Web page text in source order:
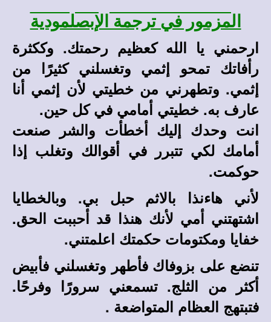
المزمور في ترجمة الإبصلمودية
ارحمني يا الله كعظيم رحمتك. وككثرة
رأفاتك تمحو إثمي وتغسلني كثيرًا من
إثمي. وتطهرني من خطيتي لأن إثمي أنا
عارف به. خطيتي أمامي في كل حين.
انت وحدك إليك أخطأت والشر صنعت
أمامك لكي تتبرر في أقوالك وتغلب إذا
حوكمت.
لأني هاءنذا بالاثم حبل بي. وبالخطايا
اشتهتني أمي لأنك هنذا قد أحببت الحق.
خفايا ومكتومات حكمتك اعلمتني.
تنضع على بزوفاك فأطهر وتغسلني فأبيض
أكثر من الثلج. تسمعني سرورًا وفرحًا.
فتبتهج العظام المتواضعة .